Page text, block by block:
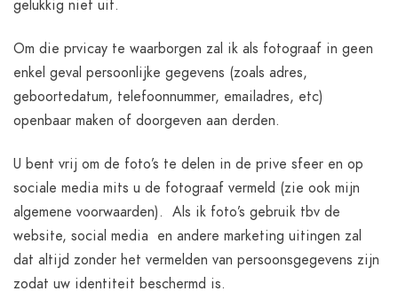
gelukkig niet uit.
Om die prvicay te waarborgen zal ik als fotograaf in geen
enkel geval persoonlijke gegevens (zoals adres,
geboortedatum, telefoonnummer, emailadres, etc)
openbaar maken of doorgeven aan derden.
U bent vrij om de foto’s te delen in de prive sfeer en op
sociale media mits u de fotograaf vermeld (zie ook mijn
algemene voorwaarden). Als ik foto’s gebruik tbv de
website, social media en andere marketing uitingen zal
dat altijd zonder het vermelden van persoonsgegevens zijn
zodat uw identiteit beschermd is.